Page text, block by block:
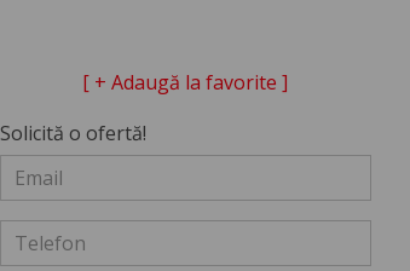
[ + Adaugă la favorite ]
Solicită o ofertă!